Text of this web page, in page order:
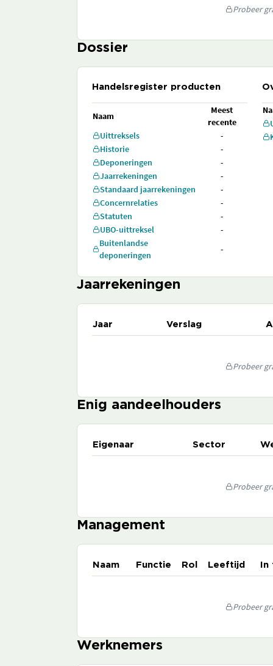
Probeer
Dossier
Handelsregister producten
Naam
Meest
recente
Uittreksels
-
Historie
-
Deponeringen
-
Jaarrekeningen
-
Standaard jaarrekeningen
-
Concernrelaties
-
Statuten
-
UBO-uittreksel
-
Buitenlandse
deponeringen
-
Jaarrekeningen
Jaar Verslag
Probeer
Enig aandeelhouders
Eigenaar Sector
Probeer
Management
Naam Functie Rol Leeftijd
Probeer
Werknemers